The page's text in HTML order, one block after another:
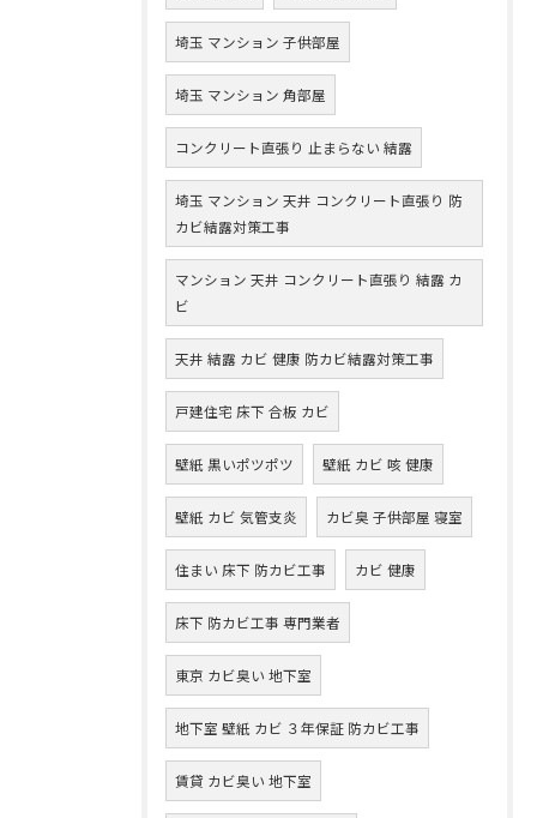
埼玉 マンション 子供部屋
埼玉 マンション 角部屋
コンクリート直張り 止まらない 結露
埼玉 マンション 天井 コンクリート直張り 防
カビ結露対策工事
マンション 天井 コンクリート直張り 結露 カ
ビ
天井 結露 カビ 健康 防カビ結露対策工事
戸建住宅 床下 合板 カビ
壁紙 黒いポツポツ 壁紙 カビ 咳 健康
壁紙 カビ 気管支炎 カビ臭 子供部屋 寝室
住まい 床下 防カビ工事 カビ 健康
床下 防カビ工事 専門業者
東京 カビ臭い 地下室
地下室 壁紙 カビ ３年保証 防カビ工事
賃貸 カビ臭い 地下室